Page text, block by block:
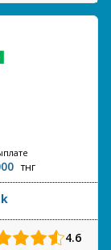
тнг
4.6